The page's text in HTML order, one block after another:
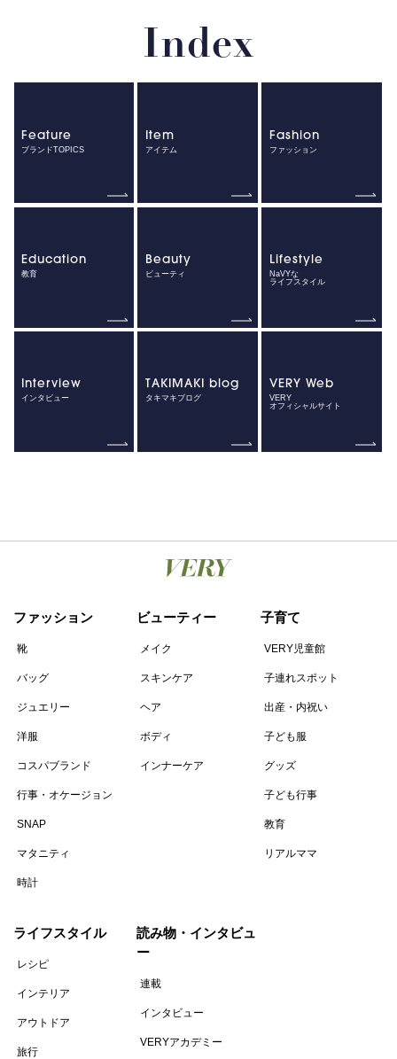
Index
Feature
ブランドTOPICS
Item
アイテム
Fashion
ファッション
Education
教育
Beauty
ビューティ
Lifestyle
NaVYな
ライフスタイル
Interview
インタビュー
TAKIMAKI blog
タキマキブログ
VERY Web
VERY
オフィシャルサイト
ファッション
靴
バッグ
ジュエリー
洋服
コスパブランド
行事・オケージョン
SNAP
マタニティ
時計
ビューティー
メイク
スキンケア
ヘア
ボディ
インナーケア
子育て
VERY児童館
子連れスポット
出産・内祝い
子ども服
グッズ
子ども行事
教育
リアルママ
ライフスタイル
レシピ
インテリア
アウトドア
旅行
読み物・インタビュ
ー
連載
インタビュー
VERYアカデミー